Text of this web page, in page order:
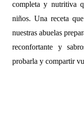
completa y nutritiva
niños. Una receta
nuestras abuelas
reconfortante y
probarla y compartir